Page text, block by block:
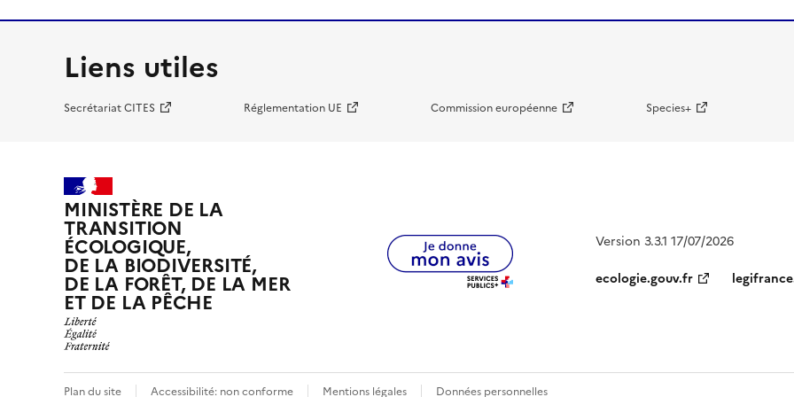
Liens utiles
Secrétariat CITES Réglementation UE Commission européenne Species+
MINISTÈRE DE LA
TRANSITION
ÉCOLOGIQUE,
DE LA BIODIVERSITÉ,
DE LA FORÊT, DE LA MER
ET DE LA PÊCHE
Version 3.3.1 17/07/2026
ecologie.gouv.fr
Plan du site Accessibilité: non conforme Mentions légales Données personnelles